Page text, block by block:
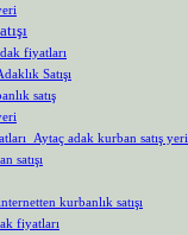
fiyatları
Satışı
satış
Aytaç adak kurban satış yeri
satışı
kurbanlık satışı
fiyatları